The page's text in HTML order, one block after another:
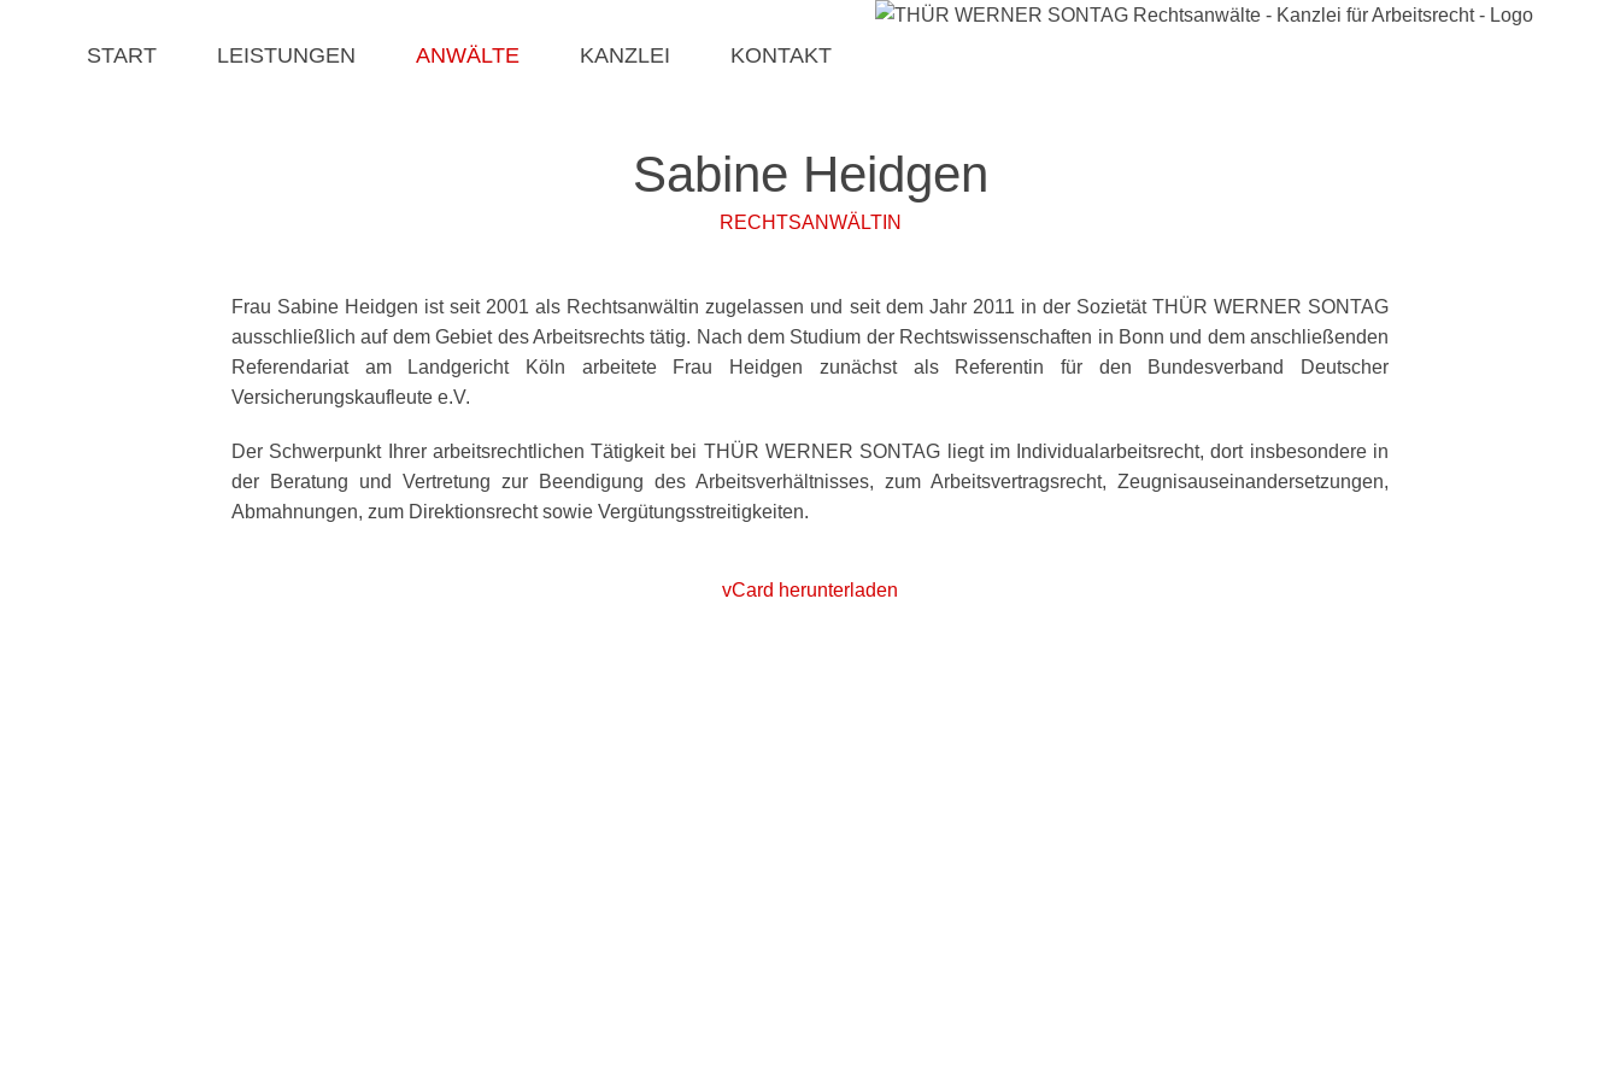
START LEISTUNGEN ANWÄLTE KANZLEI KONTAKT
Sabine Heidgen
RECHTSANWÄLTIN
Frau Sabine Heidgen ist seit 2001 als Rechtsanwältin zugelassen und seit dem Jahr 2011 in der Sozietät THÜR WERNER SONTAG
ausschließlich auf dem Gebiet des Arbeitsrechts tätig. Nach dem Studium der Rechtswissenschaften in Bonn und dem anschließenden
Referendariat am Landgericht Köln arbeitete Frau Heidgen zunächst als Referentin für den Bundesverband Deutscher
Versicherungskaufleute e.V.
Der Schwerpunkt Ihrer arbeitsrechtlichen Tätigkeit bei THÜR WERNER SONTAG liegt im Individualarbeitsrecht, dort insbesondere in
der Beratung und Vertretung zur Beendigung des Arbeitsverhältnisses, zum Arbeitsvertragsrecht, Zeugnisauseinandersetzungen,
Abmahnungen, zum Direktionsrecht sowie Vergütungsstreitigkeiten.
vCard herunterladen